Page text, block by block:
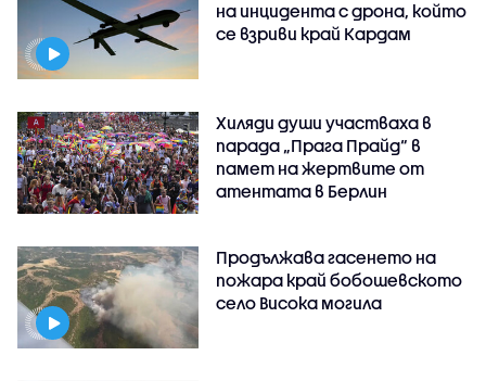
на инцидента с дрона, който
се взриви край Кардам
Хиляди души участваха в
парада „Прага Прайд“ в
памет на жертвите от
атентата в Берлин
Продължава гасенето на
пожара край бобошевското
село Висока могила